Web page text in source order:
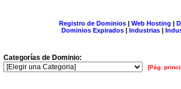
Registro de Dominios| Web Hosting |
Dominios Expirados | Industrias |
Categorías de Dominio:
[Pág.